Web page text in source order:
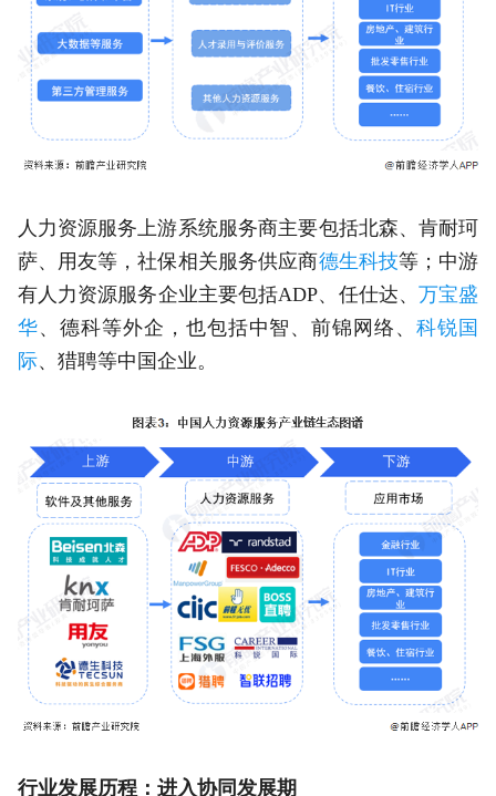
人力资源服务上游系统服务商主要包括北森、肯耐珂
萨、用友等，社保相关服务供应商德生科技等；中游
有人力资源服务企业主要包括ADP、任仕达、万宝盛
华、德科等外企，也包括中智、前锦网络、科锐国
际、猎聘等中国企业。
行业发展历程：进入协同发展期